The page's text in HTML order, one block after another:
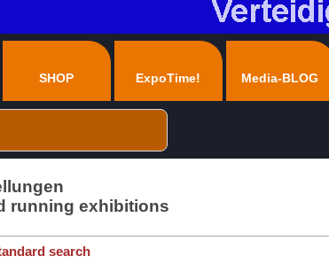
SHOP ExpoTime! Media-BLOG
running exhibitions
search